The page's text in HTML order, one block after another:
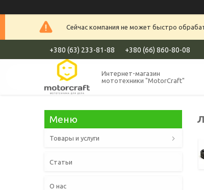
Сейчас компания не может быстро
+380 (63) 233-81-88 +380 (66) 860-80-08
Интернет-магазин
мототехники "MotorCraft"
Товары и услуги
Статьи
О нас